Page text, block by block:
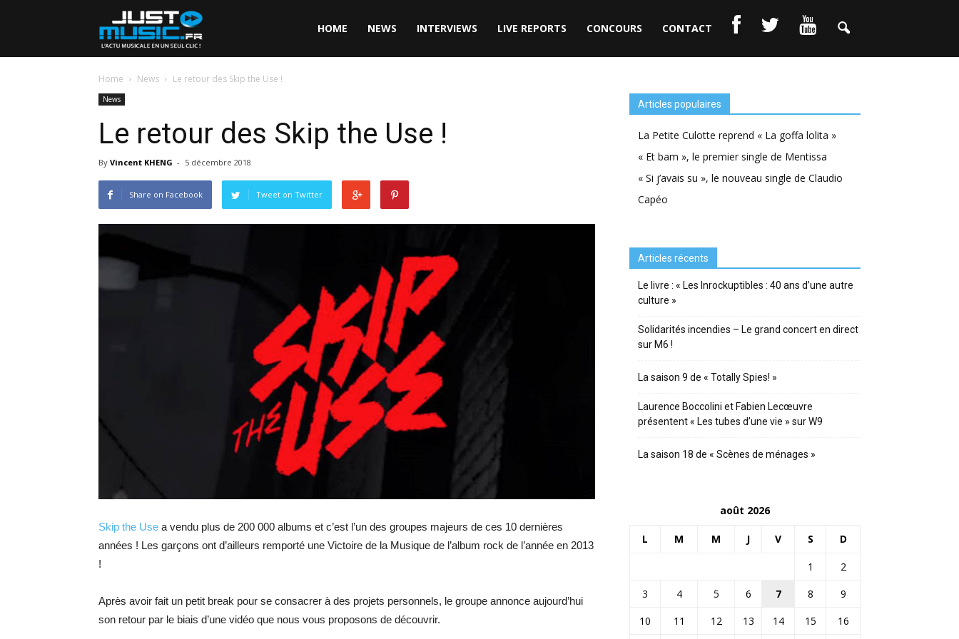
HOME NEWS INTERVIEWS LIVE REPORTS CONCOURS CONTACT
Home News Le retour des Skip the Use !
News
Le retour des Skip the Use !
By Vincent KHENG - 5 décembre 2018
Share on Facebook Tweet on Twitter
Skip the Use a vendu plus de 200 000 albums et c’est l’un des groupes majeurs de ces 10 dernières
années ! Les garçons ont d’ailleurs remporté une Victoire de la Musique de l’album rock de l’année en 2013
!
Après avoir fait un petit break pour se consacrer à des projets personnels, le groupe annonce aujourd’hui
son retour par le biais d’une vidéo que nous vous proposons de découvrir.
Articles populaires
La Petite Culotte reprend « La goffa lolita »
« Et bam », le premier single de Mentissa
« Si j’avais su », le nouveau single de Claudio
Capéo
Articles récents
Le livre : « Les Inrockuptibles : 40 ans d’une autre
culture »
Solidarités incendies – Le grand concert en direct
sur M6 !
La saison 9 de « Totally Spies! »
Laurence Boccolini et Fabien Lecœuvre
présentent « Les tubes d’une vie » sur W9
La saison 18 de « Scènes de ménages »
août 2026
L M M J V S D
1
2
3
4 5 6 7 8
9
10
11 12 13 14 15 16